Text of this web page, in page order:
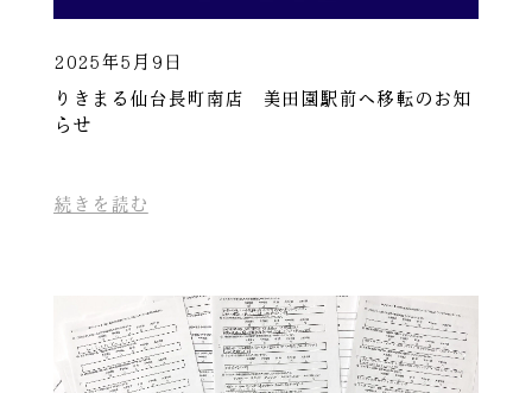
2025年5月9日
りきまる仙台長町南店 美田園駅前へ移転のお知
らせ
続きを読む